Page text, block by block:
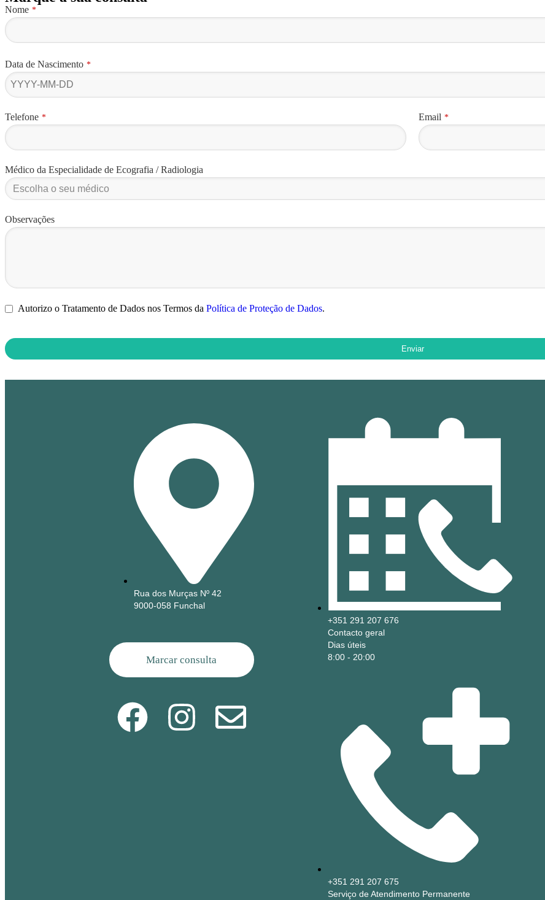
Nome *
Data de Nascimento *
Your
Website *
Telefone * Email *
Médico da Especialidade de Ecografia / Radiologia
Observações
Autorizo o Tratamento de Dados nos Termos da Política de Proteção de Dados.
Enviar
Rua dos Murças Nº 42
9000-058 Funchal
Marcar consulta
+351 291 207 676
Contacto geral
Dias úteis
8:00 - 20:00
+351 291 207 675
Serviço de Atendimento Permanente